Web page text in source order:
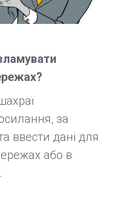
за
ввести дані для
або в